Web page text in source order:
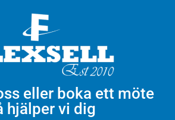
eller boka ett möte
hjälper vi dig